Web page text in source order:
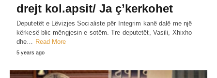
drejt kol.apsit/ Ja ç’kerkohet
Deputetët e Lëvizjes Socialiste për Integrim kanë dalë me një
kërkesë blic mëngjesin e sotëm. Tre deputetët, Vasili, Xhixho
dhe… Read More
5 years ago